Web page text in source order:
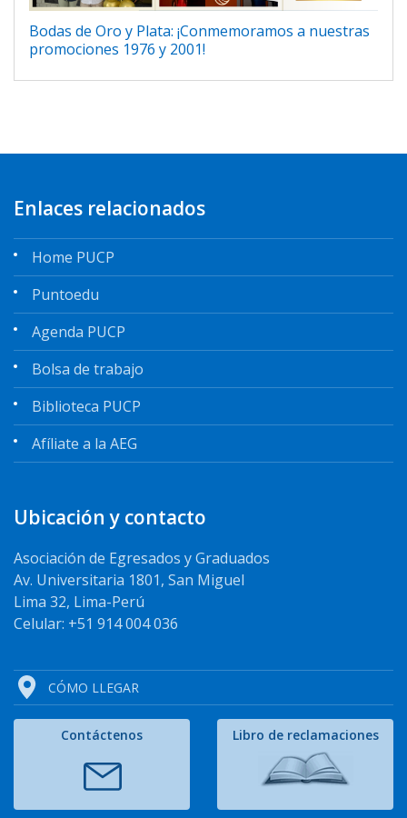
Bodas de Oro y Plata: ¡Conmemoramos a nuestras
promociones 1976 y 2001!
Enlaces relacionados
Home PUCP
Puntoedu
Agenda PUCP
Bolsa de trabajo
Biblioteca PUCP
Afíliate a la AEG
Ubicación y contacto
Asociación de Egresados y Graduados
Av. Universitaria 1801, San Miguel
Lima 32, Lima-Perú
Celular: +51 914 004 036
CÓMO LLEGAR
Contáctenos Libro de reclamaciones